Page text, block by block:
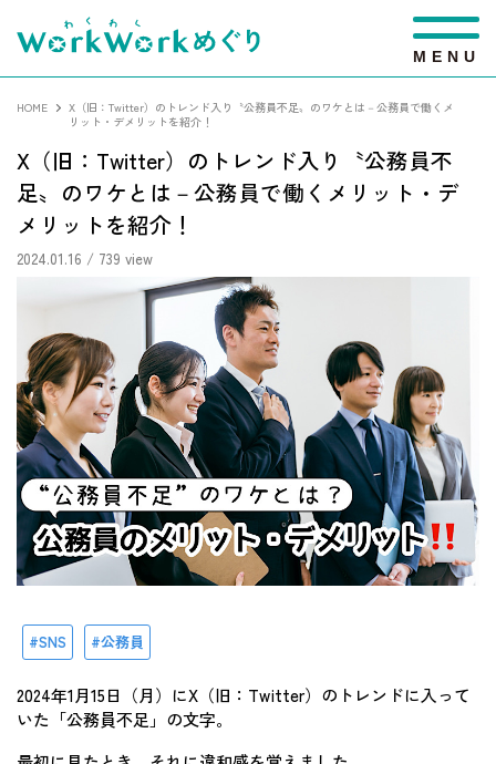
M E N U
HOME
X（旧：Twitter）のトレンド入り〝公務員不足〟のワケとは－公務員で働くメ
リット・デメリットを紹介！
X（旧：Twitter）のトレンド入り〝公務員不
足〟のワケとは－公務員で働くメリット・デ
メリットを紹介！
2024.01.16 / 739 view
SNS 公務員
2024年1月15日（月）にX（旧：Twitter）のトレンドに入って
いた「公務員不足」の文字。